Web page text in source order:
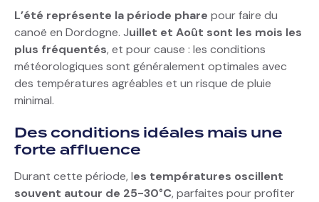
L’été représente la période phare pour faire du
canoë en Dordogne. Juillet et Août sont les mois les
plus fréquentés, et pour cause : les conditions
météorologiques sont généralement optimales avec
des températures agréables et un risque de pluie
minimal.
Des conditions idéales mais une
forte affluence
Durant cette période, les températures oscillent
souvent autour de 25-30°C, parfaites pour profiter